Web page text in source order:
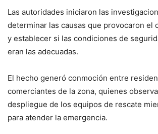
Las autoridades iniciaron las
determinar las causas que provocaron el
y establecer si las condiciones de
eran las adecuadas.
El hecho generó conmoción entre
comerciantes de la zona, quienes
despliegue de los equipos de rescate
para atender la emergencia.